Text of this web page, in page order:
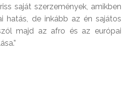
saját szerzemények, amikben
hatás, de inkább az én sajátos
majd az afro és az európai